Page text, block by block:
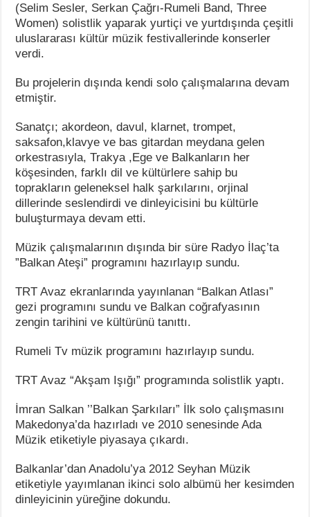
(Selim Sesler, Serkan Çağrı-Rumeli Band, Three
Women) solistlik yaparak yurtiçi ve yurtdışında çeşitli
uluslararası kültür müzik festivallerinde konserler
verdi.
Bu projelerin dışında kendi solo çalışmalarına devam
etmiştir.
Sanatçı; akordeon, davul, klarnet, trompet,
saksafon,klavye ve bas gitardan meydana gelen
orkestrasıyla, Trakya ,Ege ve Balkanların her
köşesinden, farklı dil ve kültürlere sahip bu
toprakların geleneksel halk şarkılarını, orjinal
dillerinde seslendirdi ve dinleyicisini bu kültürle
buluşturmaya devam etti.
Müzik çalışmalarının dışında bir süre Radyo İlaç’ta
”Balkan Ateşi” programını hazırlayıp sundu.
TRT Avaz ekranlarında yayınlanan “Balkan Atlası”
gezi programını sundu ve Balkan coğrafyasının
zengin tarihini ve kültürünü tanıttı.
Rumeli Tv müzik programını hazırlayıp sundu.
TRT Avaz “Akşam Işığı” programında solistlik yaptı.
İmran Salkan ’’Balkan Şarkıları” İlk solo çalışmasını
Makedonya’da hazırladı ve 2010 senesinde Ada
Müzik etiketiyle piyasaya çıkardı.
Balkanlar’dan Anadolu’ya 2012 Seyhan Müzik
etiketiyle yayımlanan ikinci solo albümü her kesimden
dinleyicinin yüreğine dokundu.